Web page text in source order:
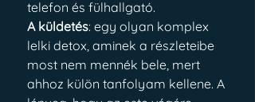
telefon és fülhallgató.
A küldetés: egy olyan komplex
lelki detox, aminek a részleteibe
most nem mennék bele, mert
ahhoz külön tanfolyam kellene. A